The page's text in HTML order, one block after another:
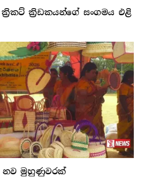
ක්‍රිකට් ක්‍රිඩකයන්ගේ සංගමය එළි
නව මුහුණුවරක්